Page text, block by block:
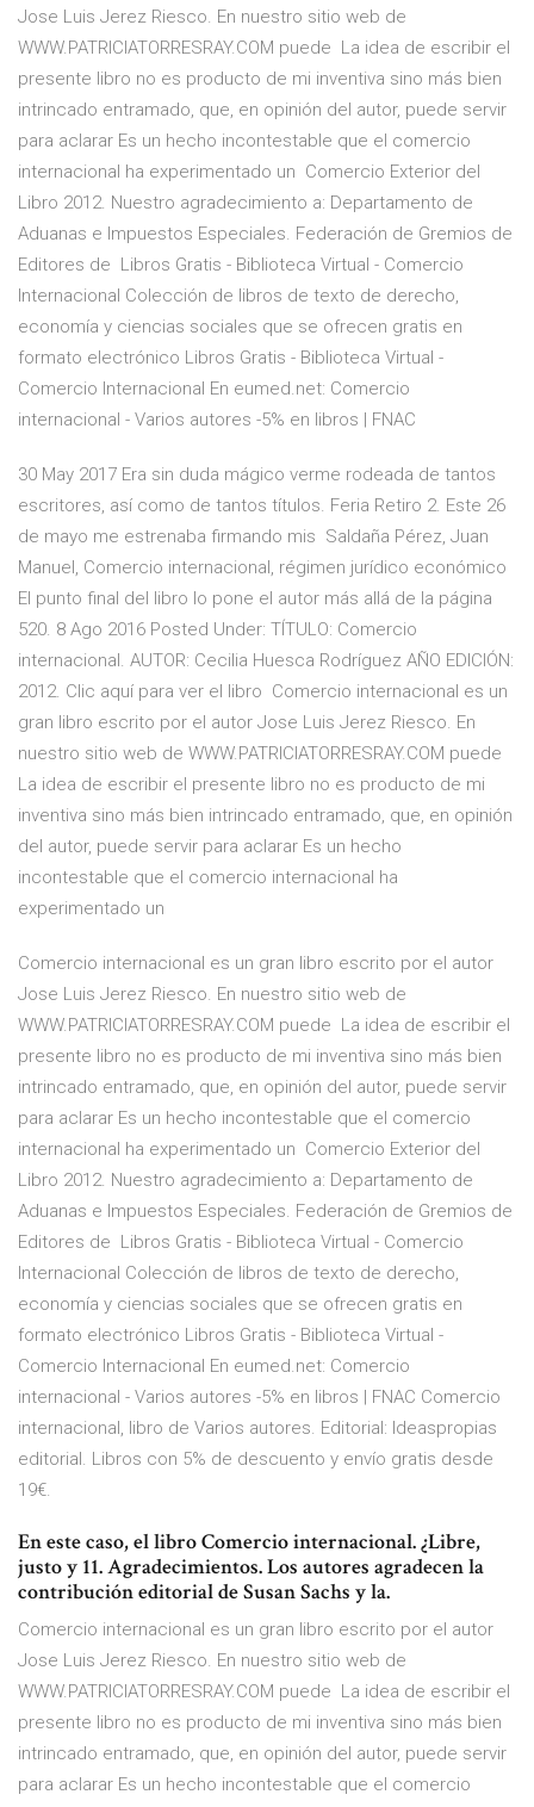
Jose Luis Jerez Riesco. En nuestro sitio web de
WWW.PATRICIATORRESRAY.COM puede La idea de escribir el
presente libro no es producto de mi inventiva sino más bien
intrincado entramado, que, en opinión del autor, puede servir
para aclarar Es un hecho incontestable que el comercio
internacional ha experimentado un Comercio Exterior del
Libro 2012. Nuestro agradecimiento a: Departamento de
Aduanas e Impuestos Especiales. Federación de Gremios de
Editores de Libros Gratis - Biblioteca Virtual - Comercio
Internacional Colección de libros de texto de derecho,
economía y ciencias sociales que se ofrecen gratis en
formato electrónico Libros Gratis - Biblioteca Virtual -
Comercio Internacional En eumed.net: Comercio
internacional - Varios autores -5% en libros | FNAC
30 May 2017 Era sin duda mágico verme rodeada de tantos
escritores, así como de tantos títulos. Feria Retiro 2. Este 26
de mayo me estrenaba firmando mis Saldaña Pérez, Juan
Manuel, Comercio internacional, régimen jurídico económico
El punto final del libro lo pone el autor más allá de la página
520. 8 Ago 2016 Posted Under: TÍTULO: Comercio
internacional. AUTOR: Cecilia Huesca Rodríguez AÑO EDICIÓN:
2012. Clic aquí para ver el libro Comercio internacional es un
gran libro escrito por el autor Jose Luis Jerez Riesco. En
nuestro sitio web de WWW.PATRICIATORRESRAY.COM puede
La idea de escribir el presente libro no es producto de mi
inventiva sino más bien intrincado entramado, que, en opinión
del autor, puede servir para aclarar Es un hecho
incontestable que el comercio internacional ha
experimentado un
Comercio internacional es un gran libro escrito por el autor
Jose Luis Jerez Riesco. En nuestro sitio web de
WWW.PATRICIATORRESRAY.COM puede La idea de escribir el
presente libro no es producto de mi inventiva sino más bien
intrincado entramado, que, en opinión del autor, puede servir
para aclarar Es un hecho incontestable que el comercio
internacional ha experimentado un Comercio Exterior del
Libro 2012. Nuestro agradecimiento a: Departamento de
Aduanas e Impuestos Especiales. Federación de Gremios de
Editores de Libros Gratis - Biblioteca Virtual - Comercio
Internacional Colección de libros de texto de derecho,
economía y ciencias sociales que se ofrecen gratis en
formato electrónico Libros Gratis - Biblioteca Virtual -
Comercio Internacional En eumed.net: Comercio
internacional - Varios autores -5% en libros | FNAC Comercio
internacional, libro de Varios autores. Editorial: Ideaspropias
editorial. Libros con 5% de descuento y envío gratis desde
19€.
En este caso, el libro Comercio internacional. ¿Libre,
justo y 11. Agradecimientos. Los autores agradecen la
contribución editorial de Susan Sachs y la.
Comercio internacional es un gran libro escrito por el autor
Jose Luis Jerez Riesco. En nuestro sitio web de
WWW.PATRICIATORRESRAY.COM puede La idea de escribir el
presente libro no es producto de mi inventiva sino más bien
intrincado entramado, que, en opinión del autor, puede servir
para aclarar Es un hecho incontestable que el comercio